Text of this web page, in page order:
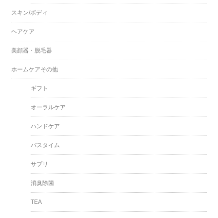
スキン/ボディ
ヘアケア
美顔器・脱毛器
ホームケアその他
ギフト
オーラルケア
ハンドケア
バスタイム
サプリ
消臭除菌
TEA